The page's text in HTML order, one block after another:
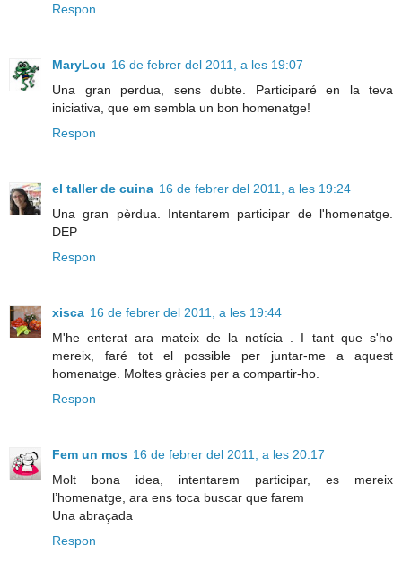
Respon
MaryLou 16 de febrer del 2011, a les 19:07
Una gran perdua, sens dubte. Participaré en la teva
iniciativa, que em sembla un bon homenatge!
Respon
el taller de cuina 16 de febrer del 2011, a les 19:24
Una gran pèrdua. Intentarem participar de l'homenatge.
DEP
Respon
xisca 16 de febrer del 2011, a les 19:44
M'he enterat ara mateix de la notícia . I tant que s'ho
mereix, faré tot el possible per juntar-me a aquest
homenatge. Moltes gràcies per a compartir-ho.
Respon
Fem un mos 16 de febrer del 2011, a les 20:17
Molt bona idea, intentarem participar, es mereix
l’homenatge, ara ens toca buscar que farem
Una abraçada
Respon